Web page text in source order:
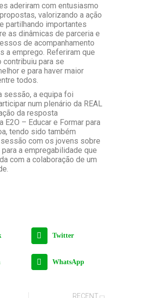
aderiram com entusiasmo
valorizando a ação
partilhando importantes
as dinâmicas de parceria e
de acompanhamento
a emprego. Referiram que
para se
e para haver maior
todos.
sessão, a equipa foi
num plenário da REAL
da resposta
E2O – Educar e Formar para
tendo sido também
com os jovens sobre
a empregabilidade que
com a colaboração de um
Twitter
WhatsApp
RECENT